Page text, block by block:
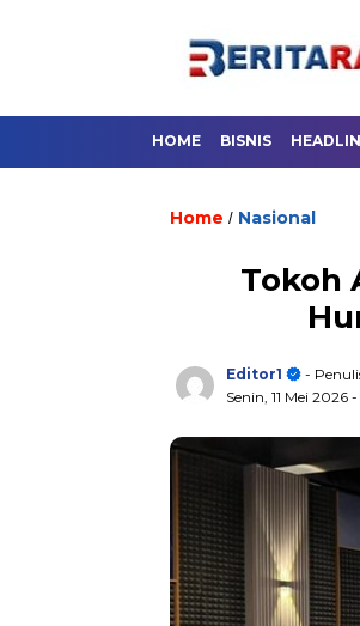
HOME BISNIS
Home / Nasional
Tokoh
Editor1
-
Senin, 11 Mei 2026 -